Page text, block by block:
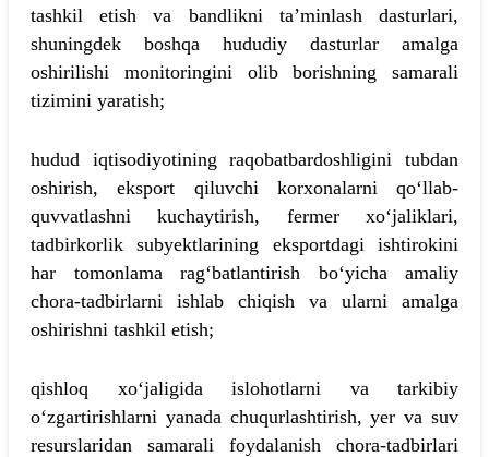
tashkil etish va bandlikni ta’minlash dasturlari,
shuningdek boshqa hududiy dasturlar amalga
oshirilishi monitoringini olib borishning samarali
tizimini yaratish;
hudud iqtisodiyotining raqobatbardoshligini tubdan
oshirish, eksport qiluvchi korxonalarni qo‘llab-
quvvatlashni kuchaytirish, fermer xo‘jaliklari,
tadbirkorlik subyektlarining eksportdagi ishtirokini
har tomonlama rag‘batlantirish bo‘yicha amaliy
chora-tadbirlarni ishlab chiqish va ularni amalga
oshirishni tashkil etish;
qishloq xo‘jaligida islohotlarni va tarkibiy
o‘zgartirishlarni yanada chuqurlashtirish, yer va suv
resurslaridan samarali foydalanish chora-tadbirlari